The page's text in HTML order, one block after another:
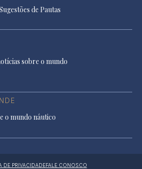
de Pautas
sobre o mundo
o mundo náutico
DE PRIVACIDADEFALE CONOSCO